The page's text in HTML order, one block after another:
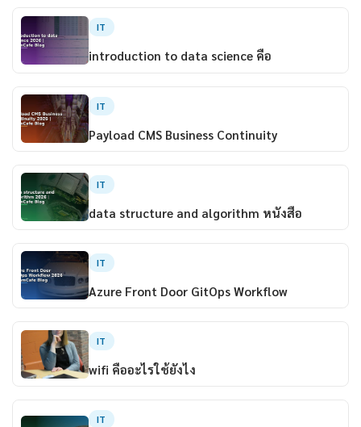
IT
introduction to data science คือ
IT
Payload CMS Business Continuity
IT
data structure and algorithm หนังสือ
IT
Azure Front Door GitOps Workflow
IT
wifi คืออะไรใช้ยังไง
IT